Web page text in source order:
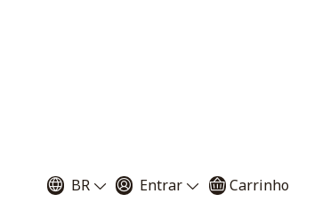
BR Entrar Carrinho